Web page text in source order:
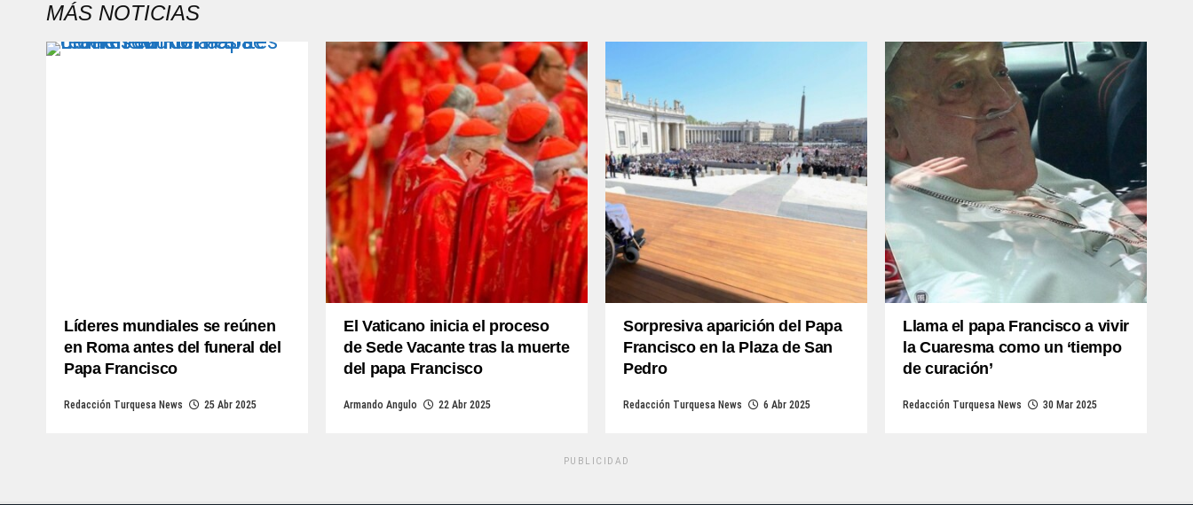
MÁS NOTICIAS
Líderes mundiales se reúnen
en Roma antes del funeral del
Papa Francisco
Redacción Turquesa News 25 Abr 2025
El Vaticano inicia el proceso
de Sede Vacante tras la muerte
del papa Francisco
Armando Angulo 22 Abr 2025
Sorpresiva aparición del Papa
Francisco en la Plaza de San
Pedro
Redacción Turquesa News 6 Abr 2025
Llama el papa Francisco a vivir
la Cuaresma como un ‘tiempo
de curación’
Redacción Turquesa News 30 Mar 2025
PUBLICIDAD